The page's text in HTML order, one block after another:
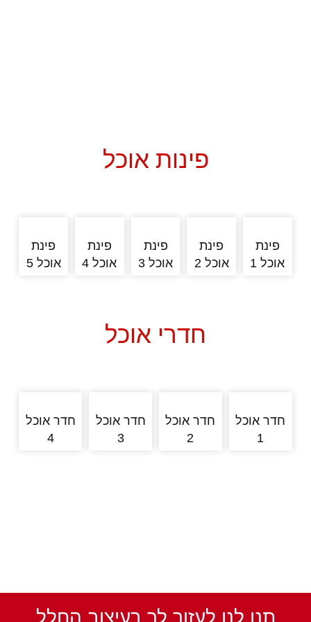
פינות אוכל
פינת
אוכל 1
פינת
אוכל 2
פינת
אוכל 3
פינת
אוכל 4
פינת
אוכל 5
חדרי אוכל
חדר אוכל
1
חדר אוכל
2
חדר אוכל
3
חדר אוכל
4
תנו לנו לעזור לך בעיצוב החלל